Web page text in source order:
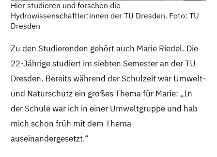
Hier studieren und forschen die
Hydrowissenschaftler:innen der TU Dresden. Foto: TU
Dresden
Zu den Studierenden gehört auch Marie Riedel. Die
22-Jährige studiert im siebten Semester an der TU
Dresden. Bereits während der Schulzeit war Umwelt-
und Naturschutz ein großes Thema für Marie: „In
der Schule war ich in einer Umweltgruppe und hab
mich schon früh mit dem Thema
auseinandergesetzt.“